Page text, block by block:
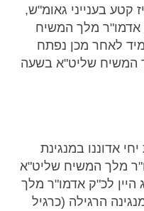
קטע בענייני גאומ"ש,
אדמו"ר מלך המשיח
לאחר מכן נפתח
המשיח שליט"א בשעה
יחי אדוננו במנגינת
מלך המשיח שליט"א
לכ"ק אדמו"ר מלך
הרגילה (כרגיל